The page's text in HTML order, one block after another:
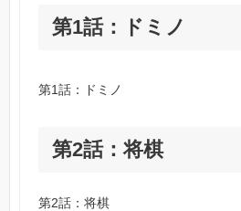
第1話：ドミノ
第1話：ドミノ
第2話：将棋
第2話：将棋